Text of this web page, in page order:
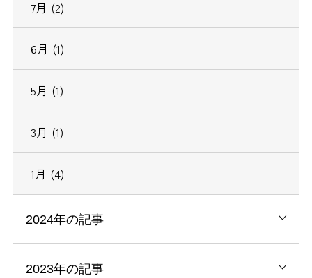
7月 (2)
6月 (1)
5月 (1)
3月 (1)
1月 (4)
2024年の記事
2023年の記事